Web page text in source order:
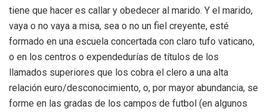
tiene que hacer es callar y obedecer al marido. Y el marido,
vaya o no vaya a misa, sea o no un fiel creyente, esté
formado en una escuela concertada con claro tufo vaticano,
o en los centros o expendedurías de títulos de los
llamados superiores que los cobra el clero a una alta
relación euro/desconocimiento, o, por mayor abundancia, se
forme en las gradas de los campos de futbol (en algunos